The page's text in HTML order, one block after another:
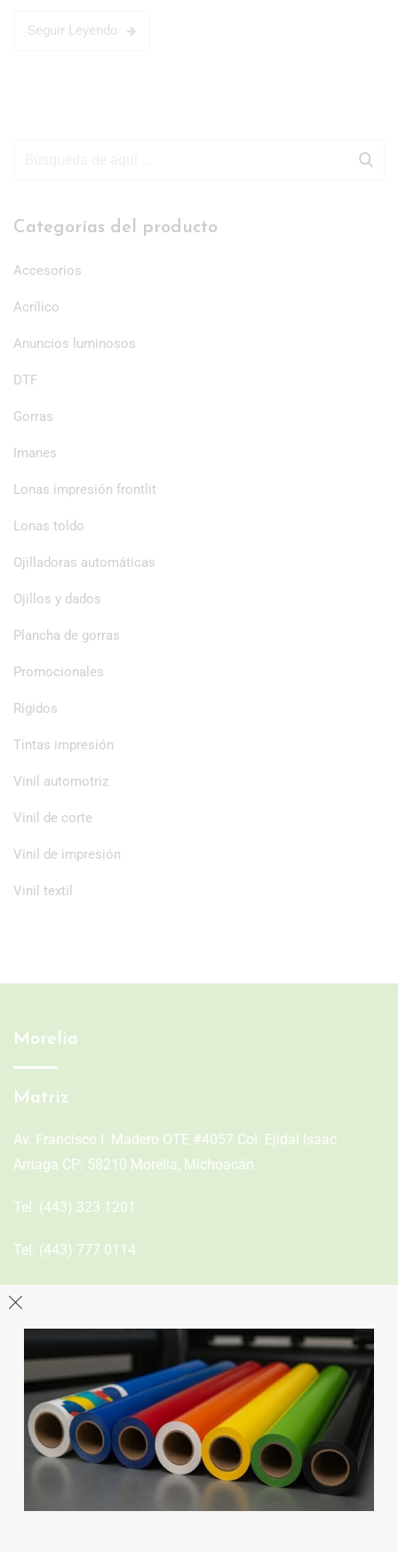
Seguir Leyendo
Categorías del producto
Accesorios
Acrílico
Anuncios luminosos
DTF
Gorras
Imanes
Lonas impresión frontlit
Lonas toldo
Ojilladoras automáticas
Ojillos y dados
Plancha de gorras
Promocionales
Rígidos
Tintas impresión
Vinil automotriz
Vinil de corte
Vinil de impresión
Vinil textil
Morelia
Matriz
Av. Francisco I. Madero OTE #4057 Col. Ejidal Isaac
Arriaga CP: 58210 Morelia, Michoacán
Tel: (443) 323 1201
Tel: (443) 777 0114
León
Sucursal
Av del Astillero 129 Centro bodeguero Las Trojes León,
Guanajuato
Tel:(477) 776 8994